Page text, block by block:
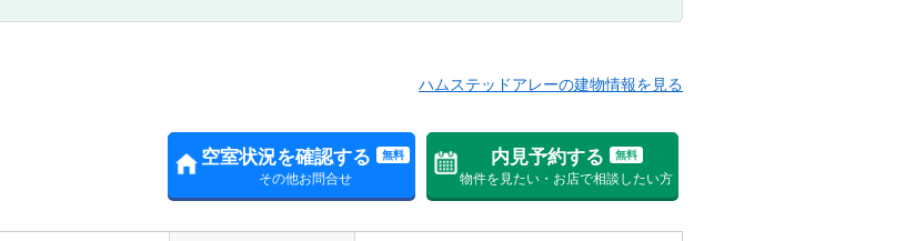
空室状況を確認する 無料
その他お問合せ
内見予約する 無料
物件を見たい・お店で相談したい方
ハムステッドアレーの建物情報を見る